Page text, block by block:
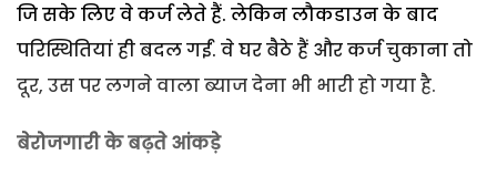
जि सके लिए वे कर्ज लेते हैं. लेकिन लौकडाउन के बाद
परिस्थितियां ही बदल गईं. वे घर बैठे हैं और कर्ज चुकाना तो
दूर, उस पर लगने वाला ब्याज देना भी भारी हो गया है.
बेरोजगारी के बढ़ते आंकड़े